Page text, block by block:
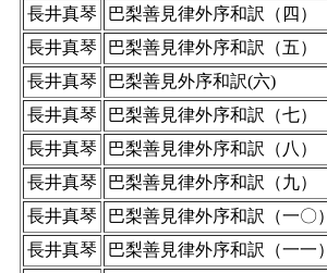
長井真琴
巴梨善見律外序和訳（四）
長井真琴
巴梨善見律外序和訳（五）
長井真琴
巴梨善見外序和訳(六)
長井真琴
巴梨善見律外序和訳（七）
長井真琴
巴梨善見律外序和訳（八）
長井真琴
巴梨善見律外序和訳（九）
長井真琴
巴梨善見律外序和訳（一〇）
長井真琴
巴梨善見律外序和訳（一一）